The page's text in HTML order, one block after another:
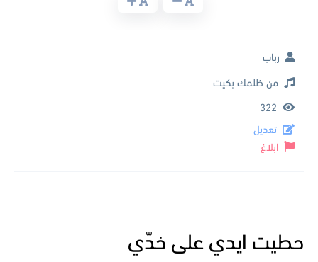
حطيت ايدي على خدّي
رباب
من ظلمك بكيت
322
تعديل
ابلاغ